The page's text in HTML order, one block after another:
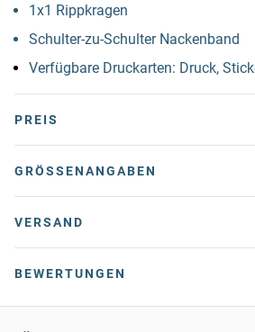
1x1 Rippkragen
Schulter-zu-Schulter Nackenband
Verfügbare Druckarten: Druck,
PREIS
GRÖSSENANGABEN
VERSAND
BEWERTUNGEN